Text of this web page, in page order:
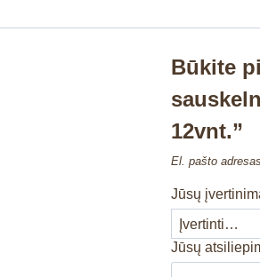
Būkite
12vnt.”
El. pašto
Jūsų
Jūsų